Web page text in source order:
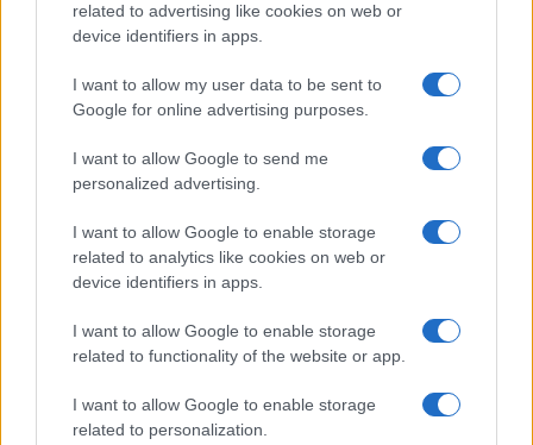
related to advertising like cookies on web or
device identifiers in apps.
I want to allow my user data to be sent to
Google for online advertising purposes.
I want to allow Google to send me
personalized advertising.
I want to allow Google to enable storage
related to analytics like cookies on web or
device identifiers in apps.
I want to allow Google to enable storage
related to functionality of the website or app.
I want to allow Google to enable storage
related to personalization.
NEWS
Brent cae un 8.3% y arrastra a las materias primas en agosto